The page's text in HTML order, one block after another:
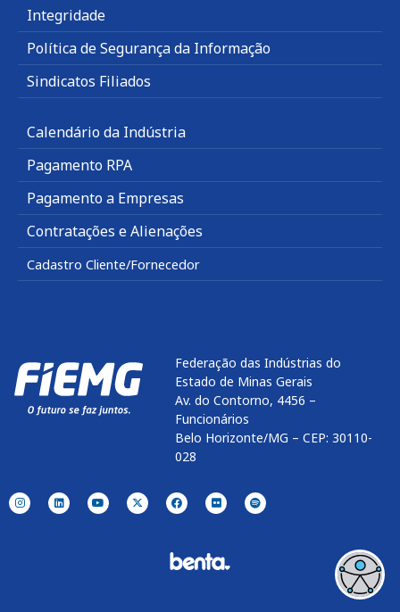
Integridade
Política de Segurança da Informação
Sindicatos Filiados
Calendário da Indústria
Pagamento RPA
Pagamento a Empresas
Contratações e Alienações
Cadastro Cliente/Fornecedor
Federação das Indústrias do
Estado de Minas Gerais
Av. do Contorno, 4456 –
Funcionários
Belo Horizonte/MG – CEP: 30110-
028